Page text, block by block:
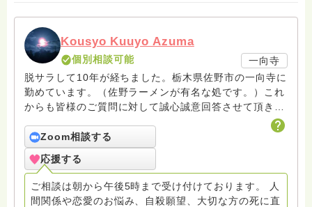
Kousyo Kuuyo Azuma
個別相談可能
一向寺
脱サラして10年が経ちました。栃木県佐野市の一向寺に
勤めています。（佐野ラーメンが有名な処です。）これ
からも皆様のご質問に対して誠心誠意回答させて頂きた
いと存じます。まだまだ修行中の身ですので至らぬ点あ
ろうかとは存じますが共に精進して参りましょうね。お
寺にもお気軽に遊びに来てください。
Zoom相談する
応援する
ご相談は朝から午後5時まで受け付けております。 人
間関係や恋愛のお悩み、自殺願望、大切な方の死に直